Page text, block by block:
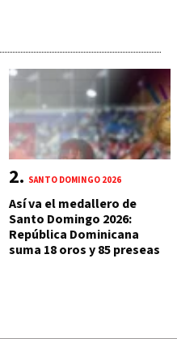
SANTO DOMINGO 2026
Así va el medallero de
Santo Domingo 2026:
República Dominicana
suma 18 oros y 85 preseas